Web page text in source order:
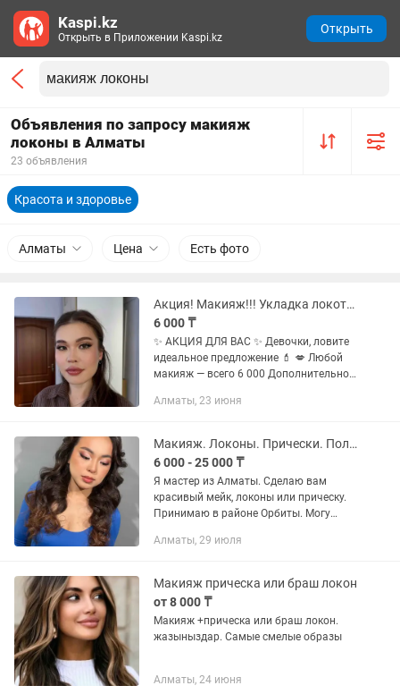
Объявления по запросу макияж
локоны в Алматы
23 объявления
Красота и здоровье
Алматы Цена Есть фото
Акция! Макияж!!! Укладка локоты!!!
6 000 ₸
✨ АКЦИЯ ДЛЯ ВАС ✨ Девочки, ловите
идеальное предложение 💄 💋 Любой
макияж — всего 6 000 Дополнительно
Адрес Макатаева 117б Выезд только от
Алматы, 23 июня
Макияж. Локоны. Прически. Полный образ. Алматы. Выезд.
6 000 - 25 000 ₸
Я мастер из Алматы. Сделаю вам
красивый мейк, локоны или прическу.
Принимаю в районе Орбиты. Могу
отдельно). Как вам будет удобнее.
Алматы, 29 июля
Макияж прическа или браш локон
от 8 000 ₸
Макияж +прическа или браш локон.
жазыныздар. Самые смелые образы
Алматы, 24 июня
Kaspi.kz
Открыть в Приложении Kaspi.kz
Открыть